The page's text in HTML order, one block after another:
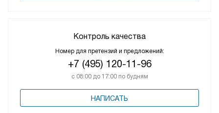
Контроль качества
Номер для претензий и предложений:
+7 (495) 120-11-96
с 08:00 до 17:00 по будням
НАПИСАТЬ